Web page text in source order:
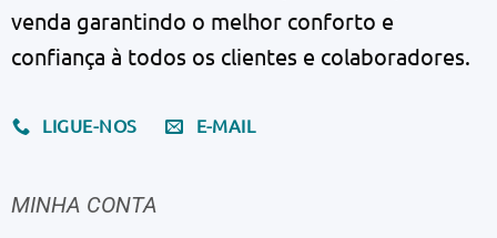
venda garantindo o melhor conforto e
confiança à todos os clientes e colaboradores.
LIGUE-NOS E-MAIL
MINHA CONTA